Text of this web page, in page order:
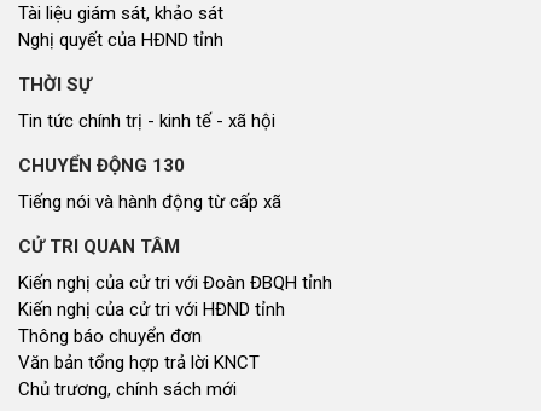
Tài liệu giám sát, khảo sát
Nghị quyết của HĐND tỉnh
THỜI SỰ
Tin tức chính trị - kinh tế - xã hội
CHUYỂN ĐỘNG 130
Tiếng nói và hành động từ cấp xã
CỬ TRI QUAN TÂM
Kiến nghị của cử tri với Đoàn ĐBQH tỉnh
Kiến nghị của cử tri với HĐND tỉnh
Thông báo chuyển đơn
Văn bản tổng hợp trả lời KNCT
Chủ trương, chính sách mới